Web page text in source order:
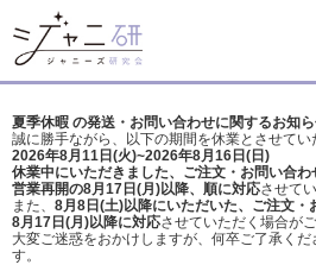
夏季休暇 の発送・お問い合わせに関するお知
誠に勝手ながら、以下の期間を休業とさせてい
2026年8月11日(火)~2026年8月16日(日)
休業中にいただきました、ご注文・お問い合わ
営業再開の8月17日(月)以降、順に対応させて
また、 8月8日(土)以降にいただいた、ご注文・
8月17日(月)以降に対応させていただく場合がご
大変ご迷惑をおかけしますが、 何卒ご了承くだ
す。